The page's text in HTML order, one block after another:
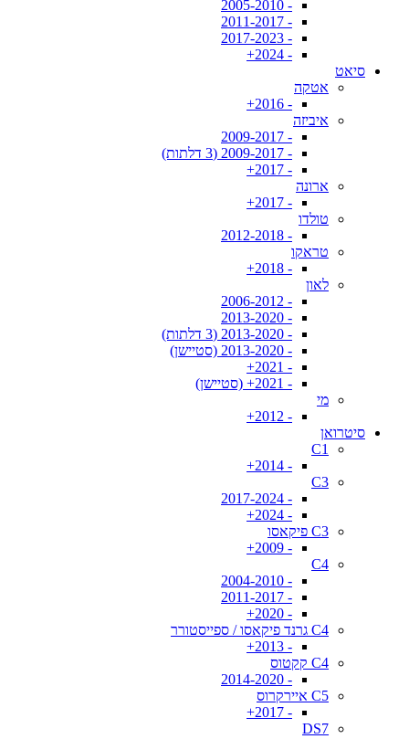
- 2005-2010
- 2011-2017
- 2017-2023
- 2024+
סיאט
אטקה
- 2016+
איביזה
- 2009-2017
- 2009-2017 (3 דלתות)
- 2017+
ארונה
- 2017+
טולדו
- 2012-2018
טראקו
- 2018+
לאון
- 2006-2012
- 2013-2020
- 2013-2020 (3 דלתות)
- 2013-2020 (סטיישן)
- 2021+
- 2021+ (סטיישן)
מי
- 2012+
סיטרואן
C1
- 2014+
C3
- 2017-2024
- 2024+
C3 פיקאסו
- 2009+
C4
- 2004-2010
- 2011-2017
- 2020+
C4 גרנד פיקאסו / ספייסטורר
- 2013+
C4 קקטוס
- 2014-2020
C5 איירקרוס
- 2017+
DS7